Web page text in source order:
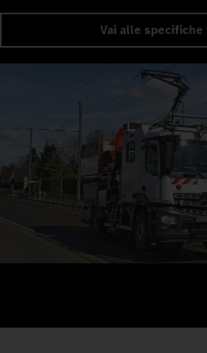
Vai alle specifiche